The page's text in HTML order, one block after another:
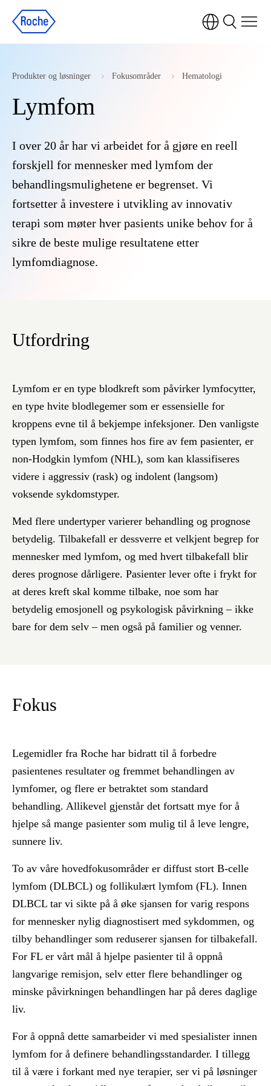
Produkter og løsninger Fokusområder Hematologi
Lymfom
I over 20 år har vi arbeidet for å gjøre en reell
forskjell for mennesker med lymfom der
behandlingsmulighetene er begrenset. Vi
fortsetter å investere i utvikling av innovativ
terapi som møter hver pasients unike behov for å
sikre de beste mulige resultatene etter
lymfomdiagnose.
Utfordring
Lymfom er en type blodkreft som påvirker lymfocytter,
en type hvite blodlegemer som er essensielle for
kroppens evne til å bekjempe infeksjoner. Den vanligste
typen lymfom, som finnes hos fire av fem pasienter, er
non-Hodgkin lymfom (NHL), som kan klassifiseres
videre i aggressiv (rask) og indolent (langsom)
voksende sykdomstyper.
Med flere undertyper varierer behandling og prognose
betydelig. Tilbakefall er dessverre et velkjent begrep for
mennesker med lymfom, og med hvert tilbakefall blir
deres prognose dårligere. Pasienter lever ofte i frykt for
at deres kreft skal komme tilbake, noe som har
betydelig emosjonell og psykologisk påvirkning – ikke
bare for dem selv – men også på familier og venner.
Fokus
Legemidler fra Roche har bidratt til å forbedre
pasientenes resultater og fremmet behandlingen av
lymfomer, og flere er betraktet som standard
behandling. Allikevel gjenstår det fortsatt mye for å
hjelpe så mange pasienter som mulig til å leve lengre,
sunnere liv.
To av våre hovedfokusområder er diffust stort B-celle
lymfom (DLBCL) og follikulært lymfom (FL). Innen
DLBCL tar vi sikte på å øke sjansen for varig respons
for mennesker nylig diagnostisert med sykdommen, og
tilby behandlinger som reduserer sjansen for tilbakefall.
For FL er vårt mål å hjelpe pasienter til å oppnå
langvarige remisjon, selv etter flere behandlinger og
minske påvirkningen behandlingen har på deres daglige
liv.
For å oppnå dette samarbeider vi med spesialister innen
lymfom for å definere behandlingsstandarder. I tillegg
til å være i forkant med nye terapier, ser vi på løsninger